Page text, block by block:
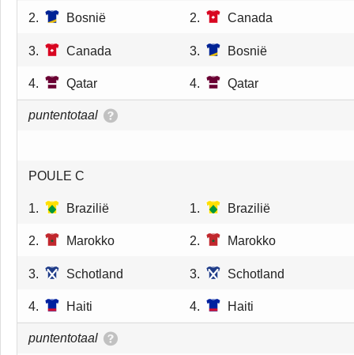
2. Bosnië 2. Canada
3. Canada 3. Bosnië
4. Qatar 4. Qatar
puntentotaal
POULE C
1. Brazilië 1. Brazilië
2. Marokko 2. Marokko
3. Schotland 3. Schotland
4. Haiti 4. Haiti
puntentotaal